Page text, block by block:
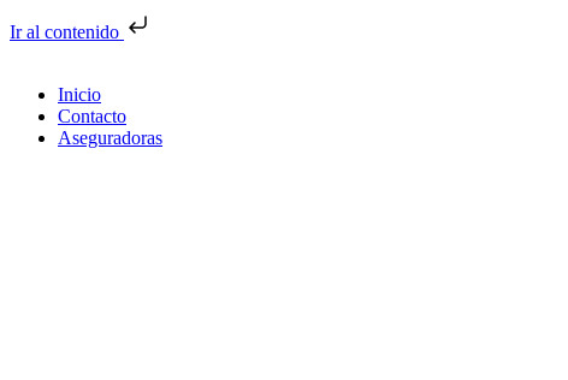
Ir al contenido
Inicio
Contacto
Aseguradoras